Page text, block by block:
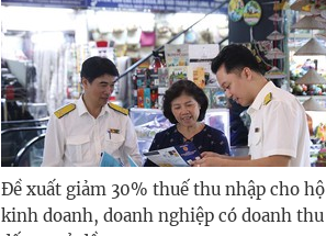
Đề xuất giảm 30% thuế thu nhập cho hộ
kinh doanh, doanh nghiệp có doanh thu